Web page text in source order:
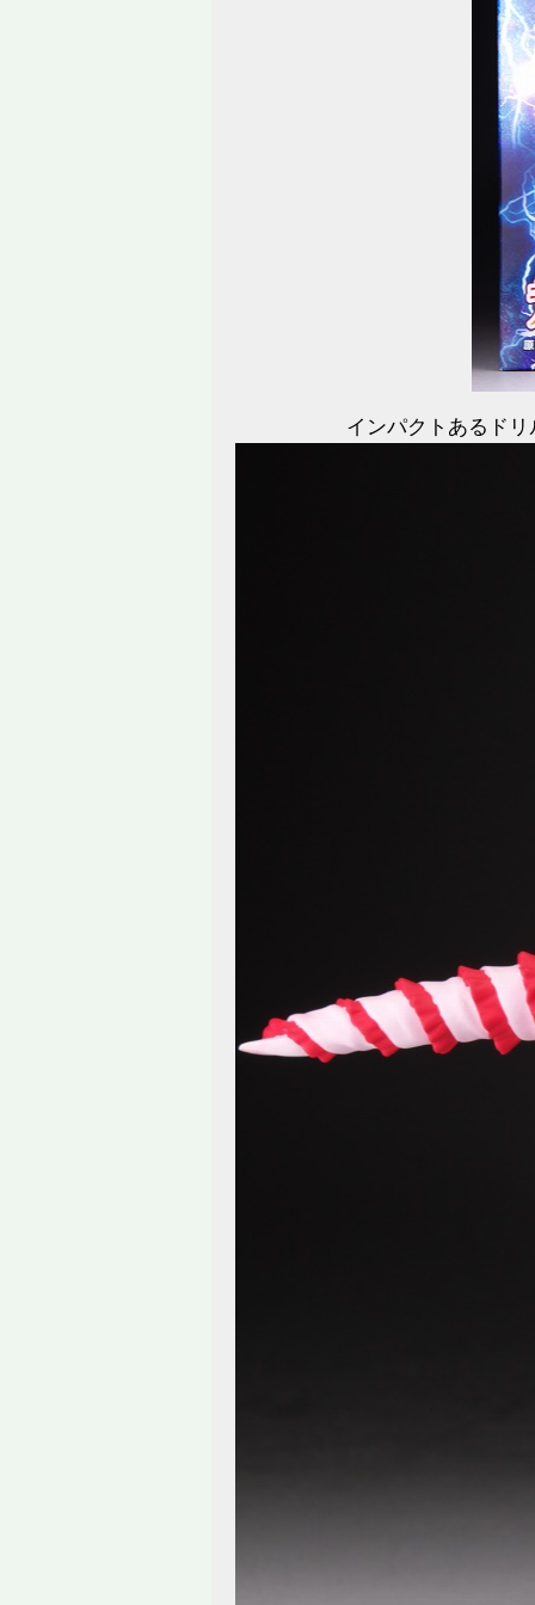
インパクトあるド